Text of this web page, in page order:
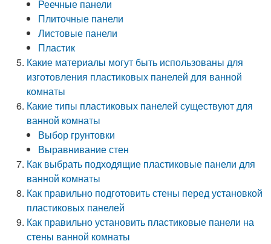
Реечные панели
Плиточные панели
Листовые панели
Пластик
Какие материалы могут быть использованы для
изготовления пластиковых панелей для ванной
комнаты
Какие типы пластиковых панелей существуют для
ванной комнаты
Выбор грунтовки
Выравнивание стен
Как выбрать подходящие пластиковые панели для
ванной комнаты
Как правильно подготовить стены перед установкой
пластиковых панелей
Как правильно установить пластиковые панели на
стены ванной комнаты